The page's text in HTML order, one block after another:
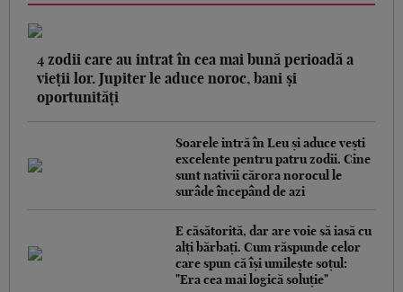
4 zodii care au intrat în cea mai bună perioadă a
vieții lor. Jupiter le aduce noroc, bani și
oportunități
Soarele intră în Leu și aduce vești
excelente pentru patru zodii. Cine
sunt nativii cărora norocul le
surâde începând de azi
E căsătorită, dar are voie să iasă cu
alți bărbați. Cum răspunde celor
care spun că își umilește soțul:
"Era cea mai logică soluție"